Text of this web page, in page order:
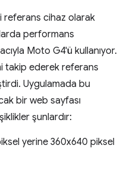
referans cihaz olarak
performans
Moto G4'ü kullanıyor.
takip ederek referans
Uygulamada bu
bir web sayfası
şunlardır:
yerine 360x640 piksel